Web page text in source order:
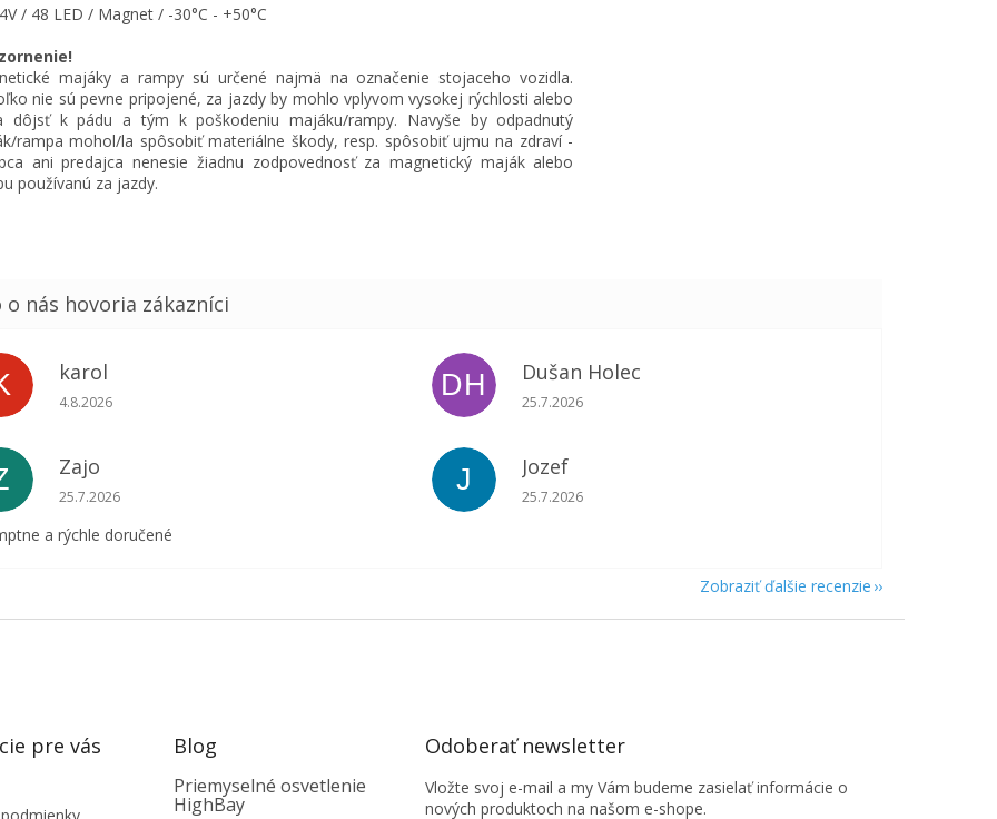
/ 48 LED / Magnet / -30°C - +50°C
majáky a rampy sú určené najmä na označenie stojaceho vozidla.
nie sú pevne pripojené, za jazdy by mohlo vplyvom vysokej rýchlosti alebo
dôjsť k pádu a tým k poškodeniu majáku/rampy. Navyše by odpadnutý
rampa mohol/la spôsobiť materiálne škody, resp. spôsobiť ujmu na zdraví -
ani predajca nenesie žiadnu zodpovednosť za magnetický maják alebo
používanú za jazdy.
karol
Hodnotenie obchodu je 5 z 5 hviezdičiek.
4.8.2026
DH Dušan Holec
Hodnotenie obchodu je 5 z 5 hviezdičiek.
25.7.2026
Zajo
Hodnotenie obchodu je 5 z 5 hviezdičiek.
25.7.2026
a rýchle doručené
J Jozef
Hodnotenie obchodu je 5 z 5 hviezdičiek.
25.7.2026
Zobraziť ďalšie recenzie
pre vás Blog
Priemyselné osvetlenie
HighBay
Odoberať newsletter
Vložte svoj e-mail a my Vám budeme zasielať informácie o
nových produktoch na našom e-shope.